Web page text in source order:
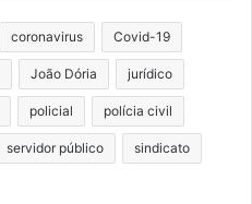
coronavirus Covid-19
João Dória jurídico
policial polícia civil
servidor público sindicato